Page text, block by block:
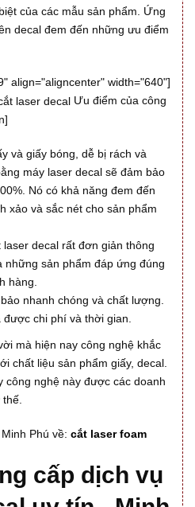
của các mẫu sản phẩm. Ứng
decal đem đến những ưu điểm
align="aligncenter" width="640"]
Ưu điểm của công
và giấy bóng, dễ bị rách và
máy laser decal sẽ đảm bảo
Nó có khả năng đem đến
xảo và sắc nét cho sản phẩm
decal rất đơn giản thông
những sản phẩm đáp ứng đúng
hàng.
nhanh chóng và chất lượng.
chi phí và thời gian.
mà hiện nay công nghệ khắc
chất liệu sản phẩm giấy, decal.
công nghệ này được các doanh
Phú về: cắt laser foam
cấp dịch vụ